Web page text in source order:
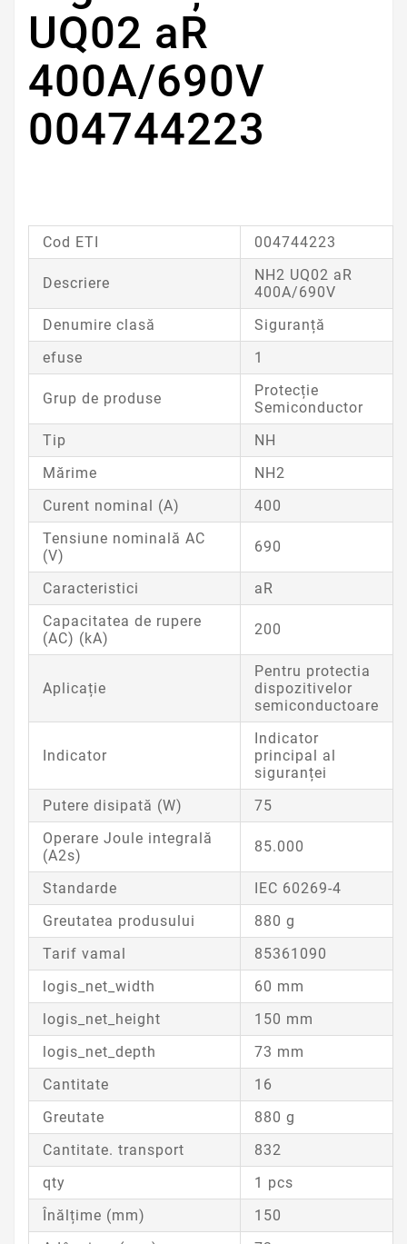
UQ02 aR
400A/690V
004744223
Cod ETI 004744223
Descriere
NH2 UQ02 aR
400A/690V
Denumire clasă
Siguranță
efuse
1
Grup de produse
Protecție
Semiconductor
Tip
NH
Mărime
NH2
Curent nominal (A)
400
Tensiune nominală AC
(V)
690
Caracteristici
aR
Capacitatea de rupere
(AC) (kA)
200
Aplicație
Pentru protectia
dispozitivelor
semiconductoare
Indicator
Indicator
principal al
siguranței
Putere disipată (W)
75
Operare Joule integrală
(A2s)
85.000
Standarde
IEC 60269-4
Greutatea produsului
880 g
Tarif vamal
85361090
logis_net_width
60 mm
logis_net_height
150 mm
logis_net_depth
73 mm
Cantitate
16
Greutate
880 g
Cantitate. transport
832
qty
1 pcs
Înălțime (mm)
150